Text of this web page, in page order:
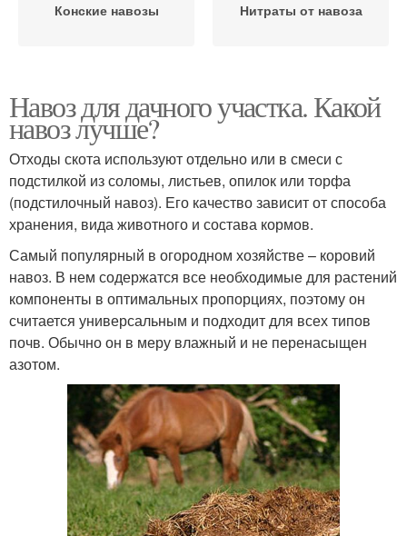
Конские навозы Нитраты от навоза
Навоз для дачного участка. Какой
навоз лучше?
Отходы скота используют отдельно или в смеси с
подстилкой из соломы, листьев, опилок или торфа
(подстилочный навоз). Его качество зависит от способа
хранения, вида животного и состава кормов.
Самый популярный в огородном хозяйстве – коровий
навоз. В нем содержатся все необходимые для растений
компоненты в оптимальных пропорциях, поэтому он
считается универсальным и подходит для всех типов
почв. Обычно он в меру влажный и не перенасыщен
азотом.